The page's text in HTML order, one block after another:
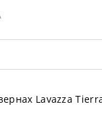
Lavazza